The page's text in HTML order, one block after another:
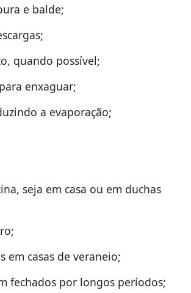
e balde;
quando possível;
enxaguar;
a evaporação;
seja em casa ou em duchas
em casas de veraneio;
fechados por longos períodos;